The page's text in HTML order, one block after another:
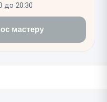
до 20:30
мастеру